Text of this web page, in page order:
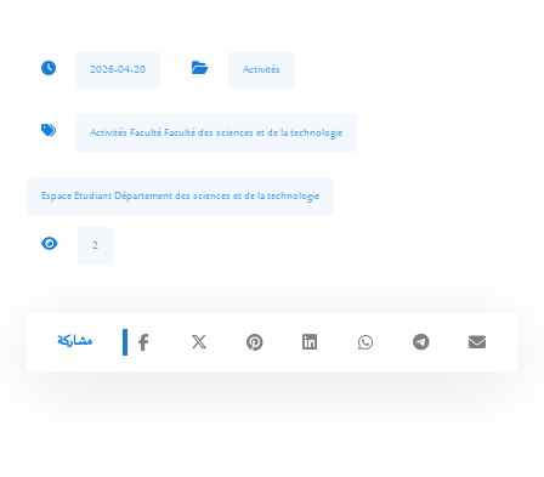
2026-04-20 Activités
Activités Faculté Faculté des sciences et de la technologie
Espace Etudiant Département des sciences et de la technologie
2